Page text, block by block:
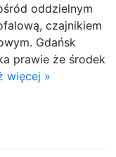
oddzielnym
czajnikiem
Gdańsk
prawie że środek
więcej »